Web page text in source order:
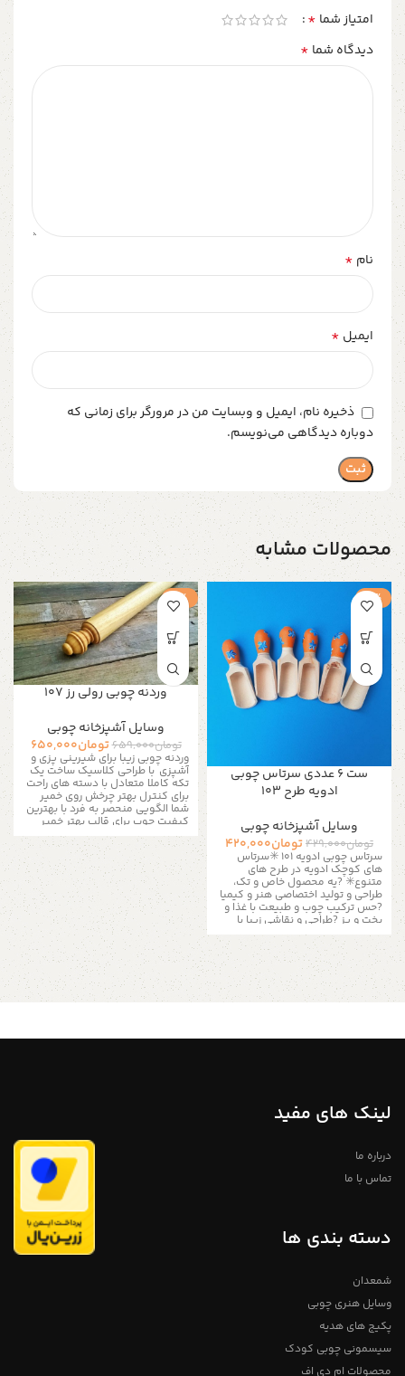
امتیاز شما *
دیدگاه شما *
نام *
ایمیل *
ذخیره نام، ایمیل و وبسایت من در مرورگر برای زمانی که
دوباره دیدگاهی می‌نویسم.
محصولات مشابه
-2%
ست ۶ عددی سرتاس چوبی
ادویه طرح ۱۰۳
وسایل آشپزخانه چوبی
تومان429,000تومان420,000
سرتاس چوبی ادویه ۱۰۱ ✳️سرتاس
های کوچک ادویه در طرح های
متنوع✳️ ?یه محصول خاص و تک،
طراحی و تولید اختصاصی هنر و کیمیا
?حس ترکیب چوب و طبیعت با غذا و
پخت و پز ?طراحی و نقاشی زیبا با
عددی برای انواع ادویه و نمک و فلفل
طول ۴.۵ سانت ?یک هدیه مناسب
برای مناسبت های زیبا? ?رشت، خ
معلم، چهارراه ویلانج، گالری هنر و
کیمیا ارسال با ❤️ به سراسر کشور
-1%
وردنه چوبی رولی رز 107
وسایل آشپزخانه چوبی
تومان659,000تومان650,000
وردنه چوبی زیبا برای شیرینی پزی و
آشپزی با طراحی کلاسیک ساخت یک
تکه کاملا متعادل با دسته های راحت
برای کنترل بهتر چرخش روی خمیر
شما الگویی منحصر به فرد با بهترین
کیفیت چوب برای قالب بهتر خمیر
های شما این وردنه علاوه بر کاربرد در
آشپزی جایگاهی زیبا در آشپزخانه
شما پیدا خواهد کرد با پیشرفت
تکنولوژی، تنوع در ابزار شیرینی پزی
هر روز بیشتر می شه. داشتن خیلی از
این وسیله ها برای شیرینی پزی
خونگی ضروری نیست و با فضای
کوچیک آشپزخونه ها، مجبوریم بین
گزینه ها انتخاب درستی داشته
باشیم. با داشتن اطلاعات لازم در مورد
لوازم قنادی، به راحتی می تونیم از
عهده ی یک خرید درست بر بیایم.
یکی از ابزار های اولیه و مهم شیرینی
پزی وردنه ست. وردنه rolling pin
طول : 36 سانتی مترقطر : 4.4 /
باشید که به دلیل اختصاصی و دست
ساز بودن مجموعه های چوبی
خریداری شده لزومآ عینآ مانند شکل
مشابه در تصویر نیست و ممکن
است در ابعاد بسیار کم متفاوت
باشند، ما سعی می کنم برای آسان
شدن رنگ آمیزی توسط شما از چوب
های روشن و باکیفیت استفاده کنیم
تمامی محصولات دارای ضمانت ۱ ساله
لینک های مفید
درباره ما
تماس با ما
دسته بندی ها
شمعدان
وسایل هنری چوبی
پکیج های هدیه
سیسمونی چوبی کودک
محصولات ام دی اف